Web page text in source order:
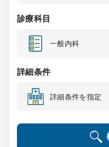
スポット検索
DtoDの転職・
コンサルタント
成功事例
診療科目
一般内科
詳細条件
詳細条件を指定